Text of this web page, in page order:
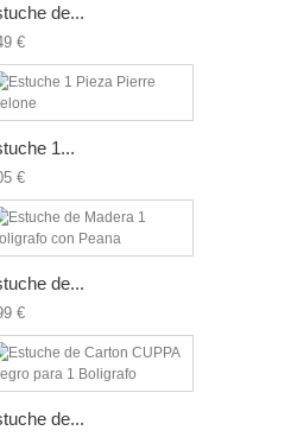
de...
€
1...
€
de...
€
de...